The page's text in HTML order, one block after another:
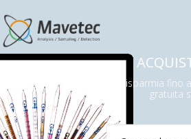
Risparmia fino
gratuita